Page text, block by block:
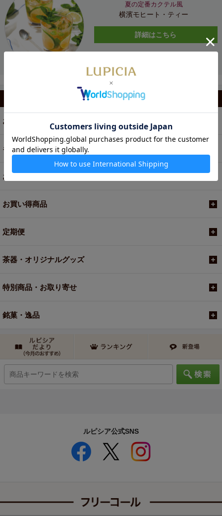
夏の定番カクテル風
横濱モヒート・ティー
詳細はこちら
お茶
ギフト
お菓子・食品・飲料
お買い得商品
定期便
茶器・オリジナルグッズ
特別商品・お取り寄せ
銘菓・逸品
ルピシア公式SNS